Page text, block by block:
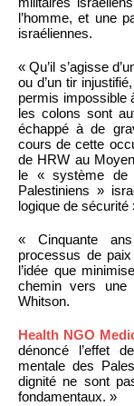
l’homme, et une
israéliennes.
« Qu’il s’agisse
ou d’un tir
permis impossible
les colons sont
échappé à de
cours de cette
de HRW au
le « système de
Palestiniens »
logique de sécurité
« Cinquante
processus de
l’idée que
chemin vers une
Whitson.
Health NGO
dénoncé l’effet
mentale des
dignité ne sont
fondamentaux. »